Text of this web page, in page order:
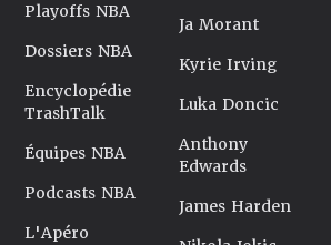
Playoffs NBA
Dossiers NBA
Encyclopédie
TrashTalk
Équipes NBA
Podcasts NBA
L'Apéro
Ja Morant
Kyrie Irving
Luka Doncic
Anthony
Edwards
James Harden